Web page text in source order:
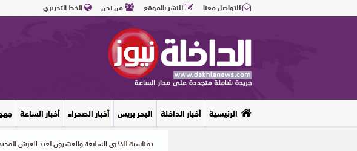
للتواصل معنا للنشر بالموقع من نحن الخط التحريري
الرئيسية أخبار الداخلة البحر بريس أخبار الصحراء أخبار الساعة